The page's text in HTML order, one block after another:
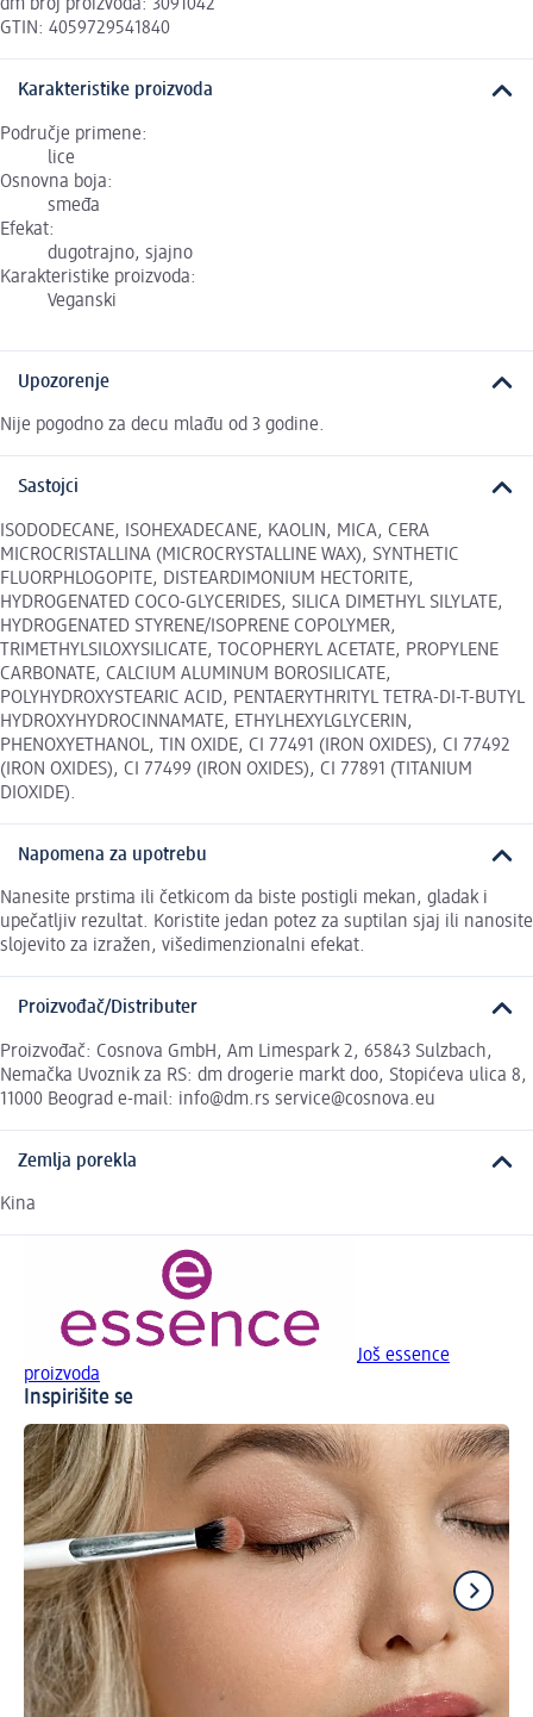
dm broj proizvoda: 3091042
GTIN: 4059729541840
Karakteristike proizvoda
Područje primene:
lice
Osnovna boja:
smeđa
Efekat:
dugotrajno, sjajno
Karakteristike proizvoda:
Veganski
Upozorenje
Nije pogodno za decu mlađu od 3 godine.
Sastojci
ISODODECANE, ISOHEXADECANE, KAOLIN, MICA, CERA
MICROCRISTALLINA (MICROCRYSTALLINE WAX), SYNTHETIC
FLUORPHLOGOPITE, DISTEARDIMONIUM HECTORITE,
HYDROGENATED COCO-GLYCERIDES, SILICA DIMETHYL SILYLATE,
HYDROGENATED STYRENE/ISOPRENE COPOLYMER,
TRIMETHYLSILOXYSILICATE, TOCOPHERYL ACETATE, PROPYLENE
CARBONATE, CALCIUM ALUMINUM BOROSILICATE,
POLYHYDROXYSTEARIC ACID, PENTAERYTHRITYL TETRA-DI-T-BUTYL
HYDROXYHYDROCINNAMATE, ETHYLHEXYLGLYCERIN,
PHENOXYETHANOL, TIN OXIDE, CI 77491 (IRON OXIDES), CI 77492
(IRON OXIDES), CI 77499 (IRON OXIDES), CI 77891 (TITANIUM
DIOXIDE).
Napomena za upotrebu
Nanesite prstima ili četkicom da biste postigli mekan, gladak i
upečatljiv rezultat. Koristite jedan potez za suptilan sjaj ili nanosite
slojevito za izražen, višedimenzionalni efekat.
Proizvođač/Distributer
Proizvođač: Cosnova GmbH, Am Limespark 2, 65843 Sulzbach,
Nemačka Uvoznik za RS: dm drogerie markt doo, Stopićeva ulica 8,
11000 Beograd e-mail: info@dm.rs service@cosnova.eu
Zemlja porekla
Kina
Još essence
proizvoda
Inspirišite se